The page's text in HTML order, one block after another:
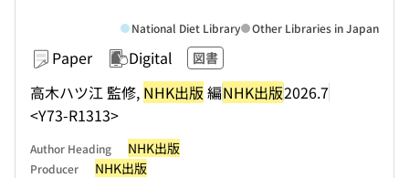
Paper Digital 図書
高木ハツ江 監修, NHK出版 編NHK出版2026.7
<Y73-R1313>
National Diet Library Other Libraries in Japan
Author Heading NHK出版
Producer NHK出版